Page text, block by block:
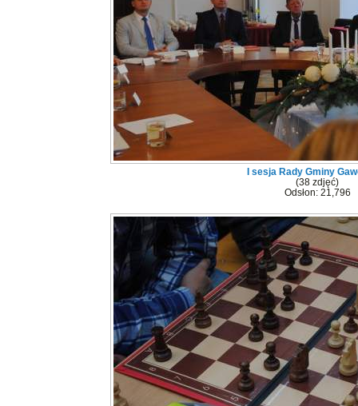
I sesja Rady Gminy
(38 zdjęć)
Odsłon: 21,796